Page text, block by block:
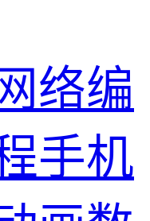
络编
手机